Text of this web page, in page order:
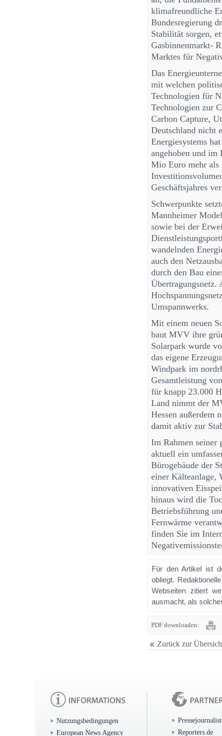
klimafreundliche
Bundesregierung
Stabilität sorgen,
Gasbinnenmarkt-
Marktes für
Das
mit welchen
Technologien für
Technologien zur
Carbon Capture,
Deutschland nicht
Energiesystems
angehoben und
Mio Euro mehr als
Geschäftsjahres
Schwerpunkte
Mannheimer
sowie bei der
wandelnden
auch den
durch den Bau
Übertragungsnetz.
Umspannwerks.
Mit einem neuen
baut MVV ihre
Solarpark wurde
das eigene
Windpark im
Gesamtleistung
für knapp 23.000
Land nimmt der
Hessen außerdem
damit aktiv zur
Im Rahmen seiner
aktuell ein
Bürogebäude der
einer Kälteanlage,
innovativen
hinaus wird die
Betriebsführung
Fernwärme
finden Sie im
Für den Artikel ist
obliegt.
Webseiten zitiert
ausmacht, als
PDF downloaden:
Zurück zur
Nutzungsbedingungen
European News Agency
Reporters.de